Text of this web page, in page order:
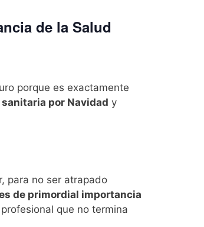
de la Salud
porque es exactamente
por Navidad y
para no ser atrapado
de primordial importancia
que no termina